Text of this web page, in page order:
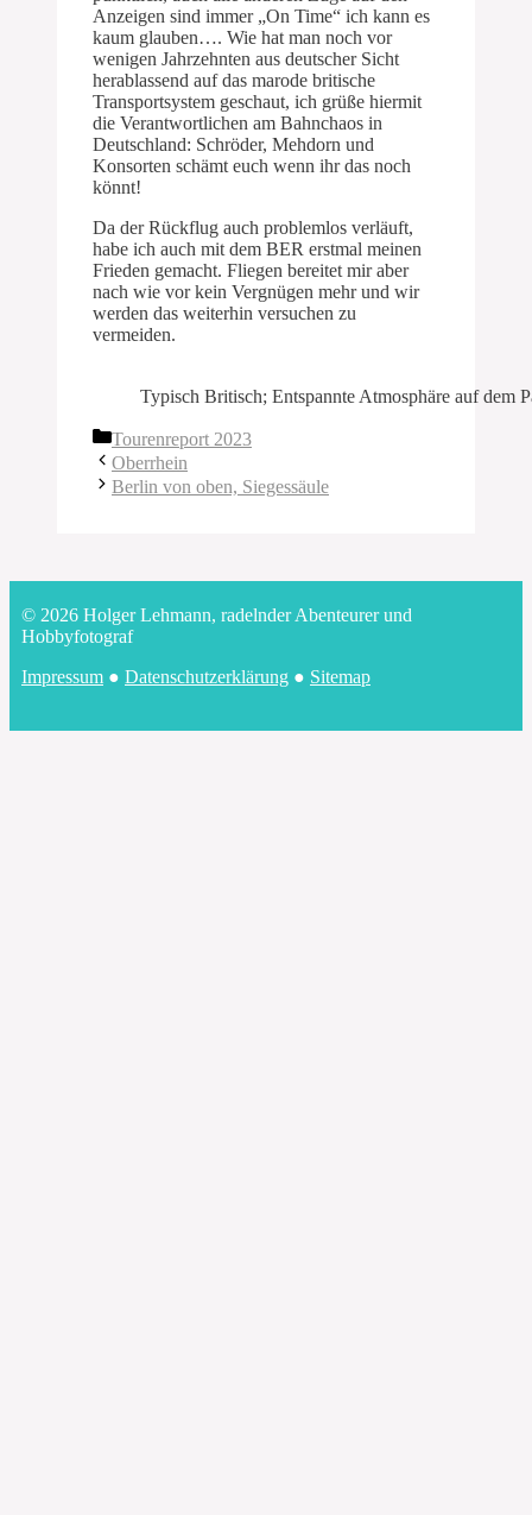
Anzeigen sind immer „On Time“ ich kann es
kaum glauben…. Wie hat man noch vor
wenigen Jahrzehnten aus deutscher Sicht
herablassend auf das marode britische
Transportsystem geschaut, ich grüße hiermit
die Verantwortlichen am Bahnchaos in
Deutschland: Schröder, Mehdorn und
Konsorten schämt euch wenn ihr das noch
könnt!
Da der Rückflug auch problemlos verläuft,
habe ich auch mit dem BER erstmal meinen
Frieden gemacht. Fliegen bereitet mir aber
nach wie vor kein Vergnügen mehr und wir
werden das weiterhin versuchen zu
vermeiden.
Typisch Britisch; Entspannte Atmosphäre auf dem
Kategorien
Tourenreport 2023
Oberrhein
Berlin von oben, Siegessäule
© 2026 Holger Lehmann, radelnder Abenteurer und
Hobbyfotograf
Impressum ● Datenschutzerklärung ● Sitemap